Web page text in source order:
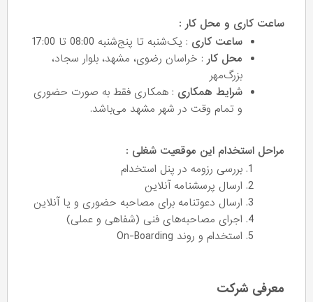
ساعت کاری و محل کار :
ساعت کاری : یک‌شنبه تا پنج‌شنبه 08:00 تا 17:00
محل کار : خراسان رضوی، مشهد، بلوار سجاد،
بزرگ‌مهر
شرایط همکاری : همکاری فقط به صورت حضوری
و تمام وقت در شهر مشهد می‌باشد.
مراحل استخدام این موقعیت شغلی :
بررسی رزومه در پنل استخدام
ارسال پرسشنامه آنلاین
ارسال دعوتنامه برای مصاحبه حضوری و یا آنلاین
اجرای مصاحبه‌های فنی (شفاهی و عملی)
استخدام و روند On-Boarding
معرفی شرکت